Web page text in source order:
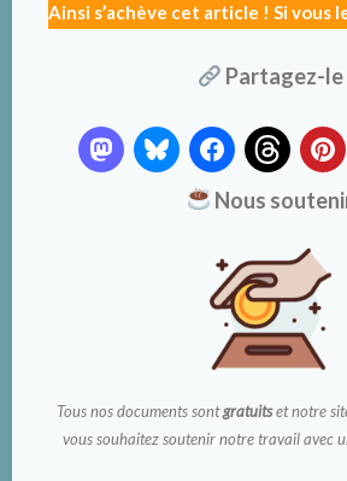
Ainsi s’achève cet article ! Si vous
Partagez-le
Nous
Tous nos documents sontgratuitset notre
vous souhaitez soutenir notre travail avec